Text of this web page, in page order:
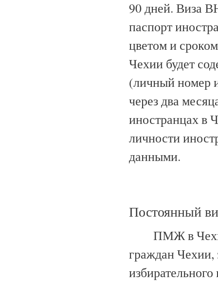
90 дней. Виза
паспорт
цветом и
Чехии будет
(личный номер
через два
иностранцах в
личности
данными.
Постоянный
ПМЖ в
граждан